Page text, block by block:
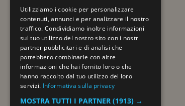
Utilizziamo i cookie per personalizzare
contenuti, annunci e per analizzare il nostro
traffico. Condividiamo inoltre informazioni
sul tuo utilizzo del nostro sito con i nostri
partner pubblicitari e di analisi che
potrebbero combinarle con altre
informazioni che hai fornito loro o che
hanno raccolto dal tuo utilizzo dei loro
servizi. Informativa sulla privacy
MOSTRA TUTTI I PARTNER (1913) →